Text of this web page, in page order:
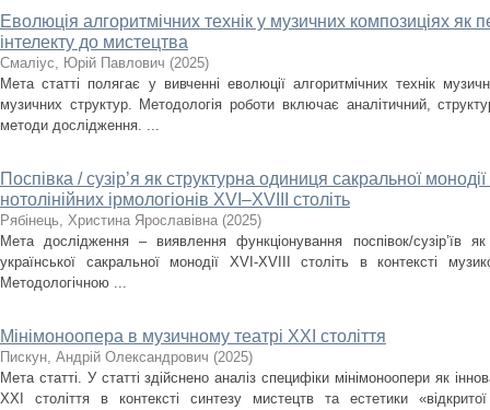
Еволюція алгоритмічних технік у музичних композиціях як
інтелекту до мистецтва
Смаліус, Юрій Павлович (2025)
Мета статті полягає у вивченні еволюції алгоритмічних технік
музичних структур. Методологія роботи включає аналітичний,
методи дослідження. ...
Поспівка / сузір’я як структурна одиниця сакральної
нотолінійних ірмологіонів XVI–XVIII століть
Рябінець, Христина Ярославівна (2025)
Мета дослідження – виявлення функціонування поспівок/сузір’їв
української сакральної монодії XVI-XVIII cтоліть в контексті
Методологічною ...
Мінімоноопера в музичному театрі ХХІ століття
Пискун, Андрій Олександрович (2025)
Мета статті. У статті здійснено аналіз специфіки мінімоноопери як
ХХІ століття в контексті синтезу мистецтв та естетики